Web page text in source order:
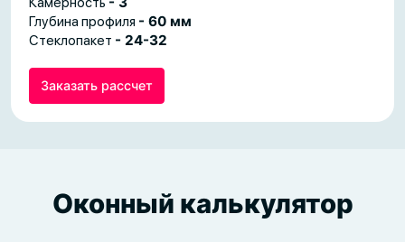
Глубина профиля - 60 мм
Стеклопакет - 24-32
Заказать рассчет
Оконный калькулятор